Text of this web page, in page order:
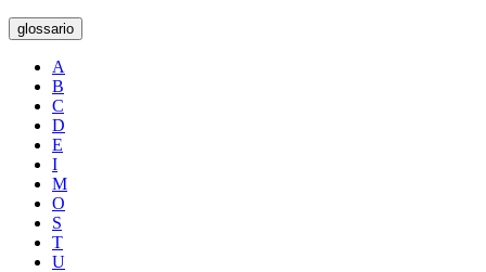
glossario
A
B
C
D
E
I
M
O
S
T
U